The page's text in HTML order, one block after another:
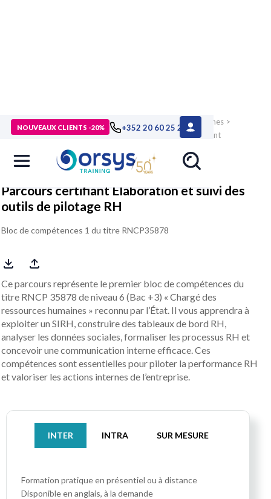
NOUVEAUX CLIENTS -20% +352 20 60 25 26
> Formations>Compétences métiers Ressources humaines >
Stratégie et performance RH
>Formation Parcours certifiant
Elaboration et suivi des outils de pilotage RH
Parcours certifiant Elaboration et suivi des
outils de pilotage RH
Bloc de compétences 1 du titre RNCP35878
Ce parcours représente le premier bloc de compétences du
titre RNCP 35878 de niveau 6 (Bac +3) « Chargé des
ressources humaines » reconnu par l’État. Il vous apprendra à
exploiter un SIRH, construire des tableaux de bord RH,
analyser les données sociales, formaliser les processus RH et
concevoir une communication interne efficace. Ces
compétences sont essentielles pour piloter la performance RH
et valoriser les actions internes de l’entreprise.
INTER INTRA SUR MESURE
Formation pratique en présentiel ou à distance
Disponible en anglais, à la demande